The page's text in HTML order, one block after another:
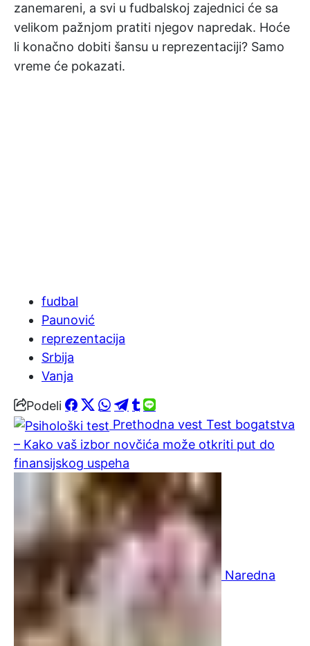
zanemareni, a svi u fudbalskoj zajednici će sa
velikom pažnjom pratiti njegov napredak. Hoće
li konačno dobiti šansu u reprezentaciji? Samo
vreme će pokazati.
fudbal
Paunović
reprezentacija
Srbija
Vanja
Podeli
Prethodna vest Test bogatstva
– Kako vaš izbor novčića može otkriti put do
finansijskog uspeha
Naredna